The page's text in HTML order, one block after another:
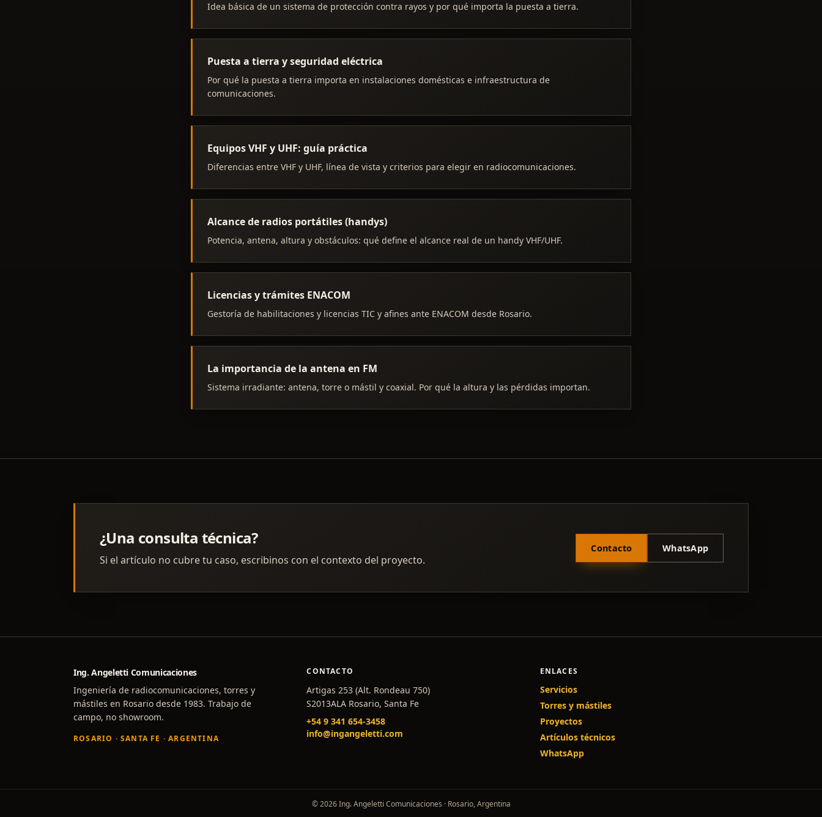
Idea básica de un sistema de protección contra rayos y por qué importa la puesta a tierra.
Puesta a tierra y seguridad eléctrica
Por qué la puesta a tierra importa en instalaciones domésticas e infraestructura de
comunicaciones.
Equipos VHF y UHF: guía práctica
Diferencias entre VHF y UHF, línea de vista y criterios para elegir en radiocomunicaciones.
Alcance de radios portátiles (handys)
Potencia, antena, altura y obstáculos: qué define el alcance real de un handy VHF/UHF.
Licencias y trámites ENACOM
Gestoría de habilitaciones y licencias TIC y afines ante ENACOM desde Rosario.
La importancia de la antena en FM
Sistema irradiante: antena, torre o mástil y coaxial. Por qué la altura y las pérdidas importan.
¿Una consulta técnica?
Si el artículo no cubre tu caso, escribinos con el contexto del proyecto.
Contacto WhatsApp
Ing. Angeletti Comunicaciones
Ingeniería de radiocomunicaciones, torres y
mástiles en Rosario desde 1983. Trabajo de
campo, no showroom.
ROSARIO · SANTA FE · ARGENTINA
CONTACTO
Artigas 253 (Alt. Rondeau 750)
S2013ALA Rosario, Santa Fe
+54 9 341 654-3458
info@ingangeletti.com
ENLACES
Servicios
Torres y mástiles
Proyectos
Artículos técnicos
WhatsApp
© 2026 Ing. Angeletti Comunicaciones · Rosario, Argentina